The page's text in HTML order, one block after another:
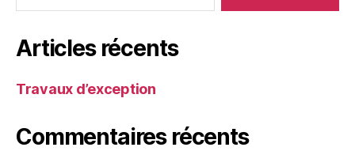
Articles récents
Travaux d’exception
Commentaires récents